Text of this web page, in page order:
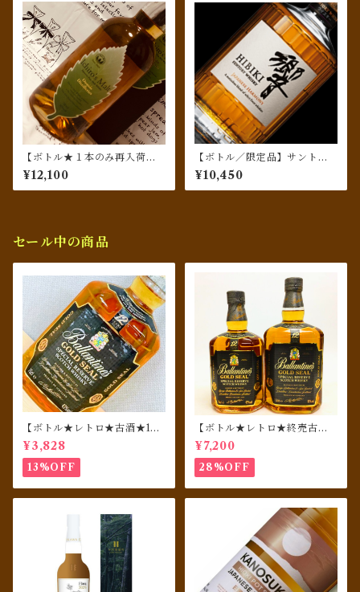
【ボトル★１本のみ再入荷★
終売ボトル化の可能性大】イ
チローズモルト ダブルディス
ティラリーズ
¥12,100
【ボトル／限定品】サントリ
ーウィスキー 響 JAPANE
SE HARMONY
¥10,450
セール中の商品
【ボトル★レトロ★古酒★198
0年代リリース★免税店終売
品】 Ballantine's バランタ
イン ゴールドシール 12年 750
ml
¥3,828
13%OFF
【ボトル★レトロ★終売古酒
セット★1980年代リリース★
免税店終売品】 Ballantine's
バランタイン ゴールドシー
ル 12年 750ml & 1000ml
¥7,200
28%OFF